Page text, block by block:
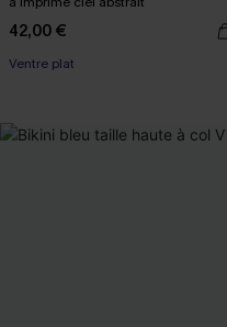
42,00 €
Ventre plat